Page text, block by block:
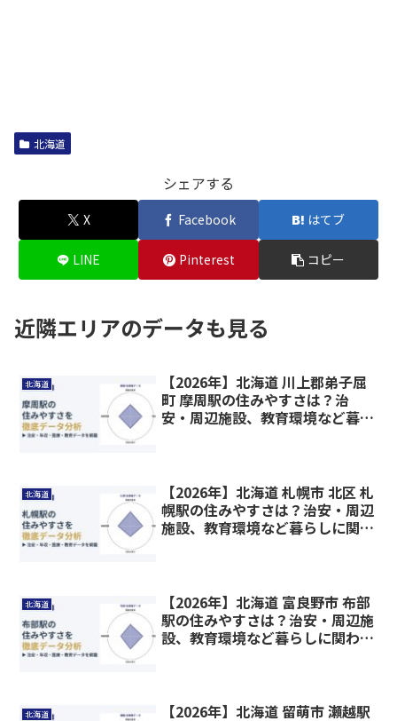
北海道
シェアする
X Facebook はてブ
LINE Pinterest コピー
近隣エリアのデータも見る
北海道
【2026年】北海道 川上郡弟子屈
町 摩周駅の住みやすさは？治
安・周辺施設、教育環境など暮ら
北海道
【2026年】北海道 札幌市 北区 札
幌駅の住みやすさは？治安・周辺
施設、教育環境など暮らしに関わ
北海道
【2026年】北海道 富良野市 布部
駅の住みやすさは？治安・周辺施
設、教育環境など暮らしに関わる
北海道
【2026年】北海道 留萌市 瀬越駅